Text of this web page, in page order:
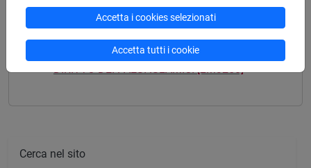
DIRITTO DEI PAESI ISLAMICI [LM3250]
Cerca nel sito
Accetta i cookies selezionati
Accetta tutti i cookie